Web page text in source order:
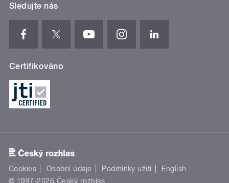
Sledujte nás
Certifikováno
Cookies Osobní údaje Podmínky užití
English
© 1997-2026 Český rozhlas